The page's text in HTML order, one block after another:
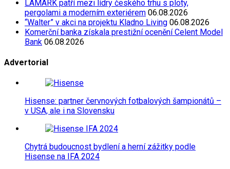
LAMARK patří mezi lídry českého trhu s ploty,
pergolami a moderním exteriérem 06.08.2026
“Walter” v akci na projektu Kladno Living 06.08.2026
Komerční banka získala prestižní ocenění Celent Model
Bank 06.08.2026
Advertorial
Hisense: partner červnových fotbalových šampionátů –
v USA, ale i na Slovensku
Chytrá budoucnost bydlení a herní zážitky podle
Hisense na IFA 2024